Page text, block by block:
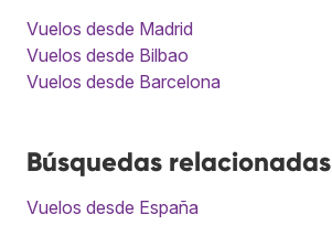
Vuelos desde Madrid
Vuelos desde Bilbao
Vuelos desde Barcelona
Búsquedas relacionadas
Vuelos desde España